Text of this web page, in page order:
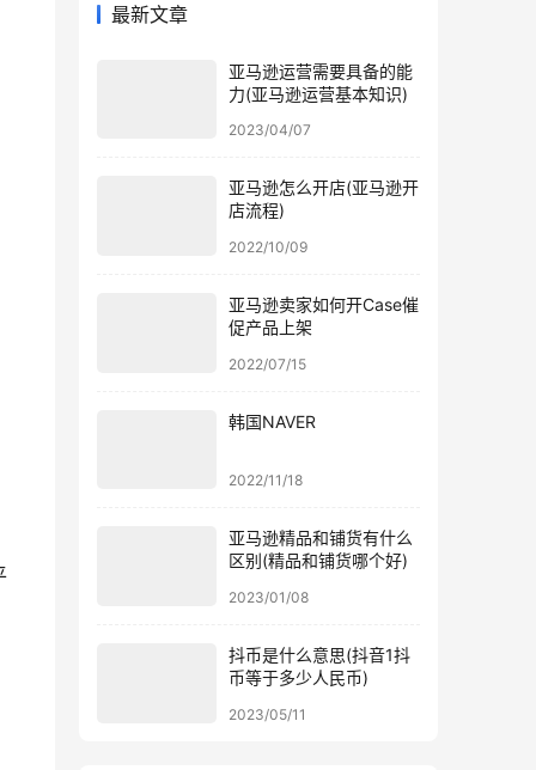
最新文章
亚马逊运营需要具备的能
力(亚马逊运营基本知识)
2023/04/07
亚马逊怎么开店(亚马逊开
店流程)
2022/10/09
亚马逊卖家如何开Case催
促产品上架
2022/07/15
韩国NAVER
2022/11/18
亚马逊精品和铺货有什么
区别(精品和铺货哪个好)
2023/01/08
抖币是什么意思(抖音1抖
币等于多少人民币)
2023/05/11